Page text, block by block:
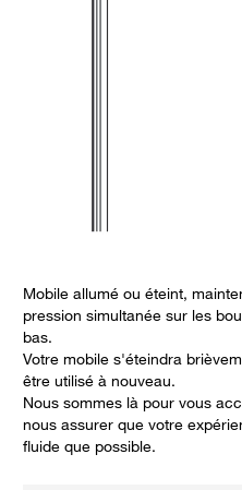
Mobile allumé ou éteint,
pression simultanée sur les
bas.
Votre mobile s'éteindra
être utilisé à nouveau.
Nous sommes là pour vous
nous assurer que votre
fluide que possible.